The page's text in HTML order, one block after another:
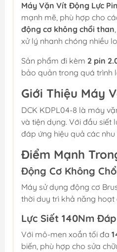
Máy Vặn Vít Động Lực
mạnh mẽ, phù hợp cho
động cơ không chổi than
xử lý nhanh chóng nhiều
Sản phẩm đi kèm 2 pin
bảo quản trong quá trình
Giới Thiệu Máy
DCK KDPL04-8 là máy
và tiện dụng. Với đầu siết
đáp ứng hiệu quả các
Điểm Mạnh
Động Cơ Không
Máy sử dụng động cơ
thời duy trì khả năng
Lực Siết 140Nm
Với mô-men xoắn tối đa
biến, phù hợp cho sửa